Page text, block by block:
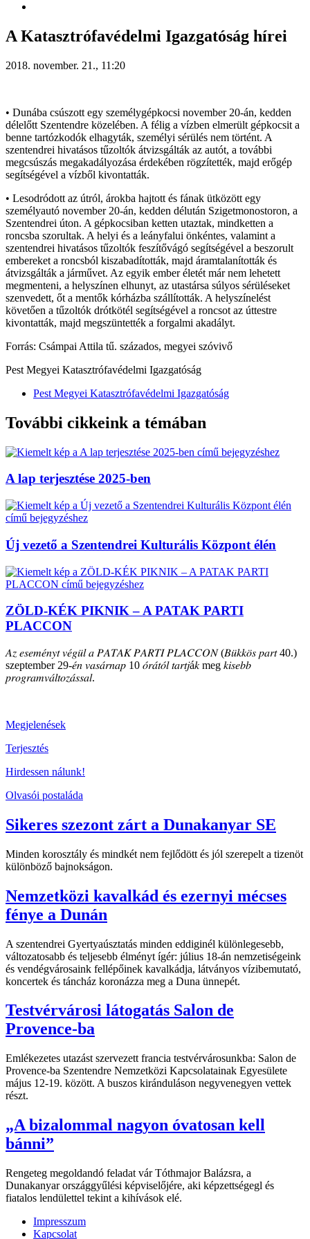
A Katasztrófavédelmi Igazgatóság hírei
2018. november. 21., 11:20
• Dunába csúszott egy személygépkocsi november 20-án, kedden
délelőtt Szentendre közelében. A félig a vízben elmerült gépkocsit a
benne tartózkodók elhagyták, személyi sérülés nem történt. A
szentendrei hivatásos tűzoltók átvizsgálták az autót, a további
megcsúszás megakadályozása érdekében rögzítették, majd erőgép
segítségével a vízből kivontatták.
• Lesodródott az útról, árokba hajtott és fának ütközött egy
személyautó november 20-án, kedden délután Szigetmonostoron, a
Szentendrei úton. A gépkocsiban ketten utaztak, mindketten a
roncsba szorultak. A helyi és a leányfalui önkéntes, valamint a
szentendrei hivatásos tűzoltók feszítővágó segítségével a beszorult
embereket a roncsból kiszabadították, majd áramtalanították és
átvizsgálták a járművet. Az egyik ember életét már nem lehetett
megmenteni, a helyszínen elhunyt, az utastársa súlyos sérüléseket
szenvedett, őt a mentők kórházba szállították. A helyszínelést
követően a tűzoltók drótkötél segítségével a roncsot az úttestre
kivontatták, majd megszüntették a forgalmi akadályt.
Forrás: Csámpai Attila tű. százados, megyei szóvivő
Pest Megyei Katasztrófavédelmi Igazgatóság
Pest Megyei Katasztrófavédelmi Igazgatóság
További cikkeink a témában
A lap terjesztése 2025-ben
Új vezető a Szentendrei Kulturális Központ élén
ZÖLD-KÉK PIKNIK – A PATAK PARTI
PLACCON
𝐴𝑧 𝑒𝑠𝑒𝑚𝑒́𝑛𝑦𝑡 𝑣𝑒́𝑔𝑢̈𝑙 𝑎 𝑃𝐴𝑇𝐴𝐾 𝑃𝐴𝑅𝑇𝐼 𝑃𝐿𝐴𝐶𝐶𝑂𝑁 (𝐵𝑢̈𝑘𝑘𝑜̈𝑠 𝑝𝑎𝑟𝑡 40.)
szeptember 29-𝑒́𝑛 𝑣𝑎𝑠𝑎́𝑟𝑛𝑎𝑝 10 𝑜́𝑟𝑎́𝑡𝑜́𝑙 𝑡𝑎𝑟𝑡𝑗á𝑘 meg 𝑘𝑖𝑠𝑒𝑏𝑏
𝑝𝑟𝑜𝑔𝑟𝑎𝑚𝑣𝑎́𝑙𝑡𝑜𝑧𝑎́𝑠𝑠𝑎𝑙.
Megjelenések
Terjesztés
Hirdessen nálunk!
Olvasói postaláda
Sikeres szezont zárt a Dunakanyar SE
Minden korosztály és mindkét nem fejlődött és jól szerepelt a tizenöt
különböző bajnokságon.
Nemzetközi kavalkád és ezernyi mécses
fénye a Dunán
A szentendrei Gyertyaúsztatás minden eddiginél különlegesebb,
változatosabb és teljesebb élményt ígér: július 18-án nemzetiségeink
és vendégvárosaink fellépőinek kavalkádja, látványos vízibemutató,
koncertek és táncház koronázza meg a Duna ünnepét.
Testvérvárosi látogatás Salon de
Provence-ba
Emlékezetes utazást szervezett francia testvérvárosunkba: Salon de
Provence-ba Szentendre Nemzetközi Kapcsolatainak Egyesülete
május 12-19. között. A buszos kiránduláson negyvenegyen vettek
részt.
„A bizalommal nagyon óvatosan kell
bánni”
Rengeteg megoldandó feladat vár Tóthmajor Balázsra, a
Dunakanyar országgyűlési képviselőjére, aki képzettségegl és
fiatalos lendülettel tekint a kihívások elé.
Impresszum
Kapcsolat